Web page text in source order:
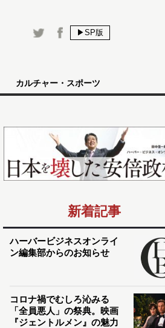
▶SP版
カルチャー・スポーツ
新着記事
ハーバービジネスオンライ
ン編集部からのお知らせ
コロナ禍でむしろ沁みる
「全員悪人」の祭典。映画
『ジェントルメン』の魅力